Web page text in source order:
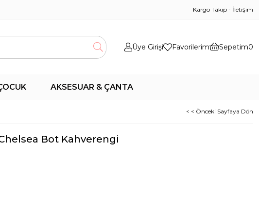
Kargo Takip - İletişim
Üye Girişi Favorilerim Sepetim0
AKSESUAR & ÇANTA
< < Önceki Sayfaya Dön
Bot Kahverengi